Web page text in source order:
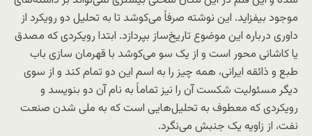
موجود بیفزاید. این نوشته صرفاً می‌کوشد تا به تحلیل دو رویکرد از
داوری درباره این موضوع تاریخ‌ساز بپردازد. ابتدا رویکردی که مصدق
یا کاشانی محور است و از یک سو می‌کوشد با قهرمان سازی باب
طبع و ذائقه ایرانی، همه چیز را به اسم این دو تمام کند و از سوی
دیگر مسئولیت شکست آن را نیز تماماً به نام آن دو بنویسد و
رویکردی که معطوف به تحلیل‌هایی است که به ملی شدن صنعت
نفت، از زاویه یک جنبش می‌نگرد.